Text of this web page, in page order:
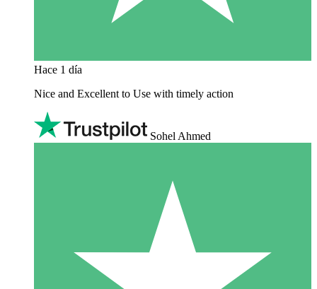
Hace 1 día
Nice and Excellent to Use with timely action
Sohel Ahmed